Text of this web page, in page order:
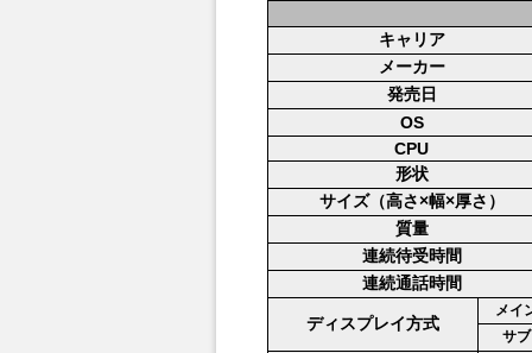
キャリア
メーカー
発売日
OS
CPU
形状
サイズ（高さ×幅×厚さ）
質量
連続待受時間
連続通話時間
ディスプレイ方式
メイ
サブ